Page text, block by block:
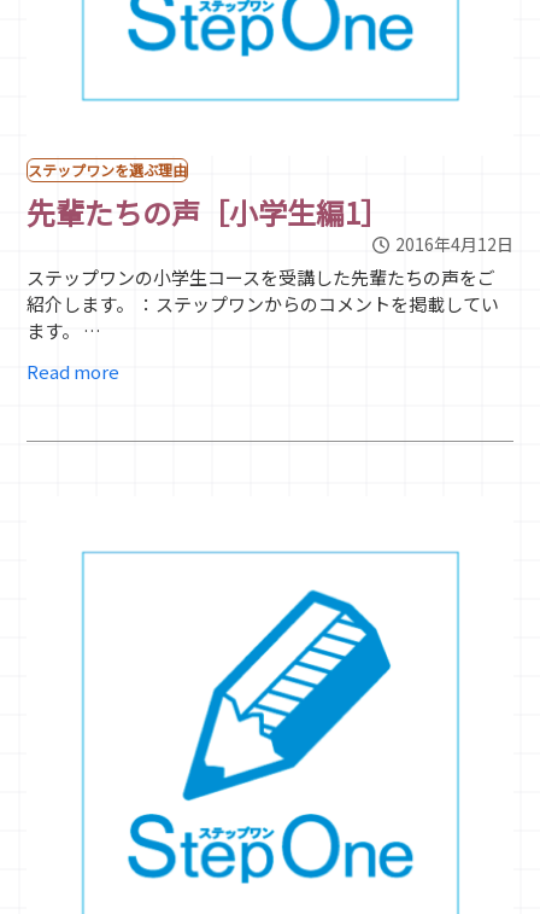
ステップワンを選ぶ理由
先輩たちの声［小学生編1］
2016年4月12日
ステップワンの小学生コースを受講した先輩たちの声をご
紹介します。 ：ステップワンからのコメントを掲載してい
ます。 …
Read more